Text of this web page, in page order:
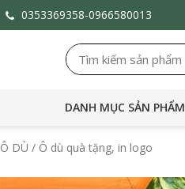
0353369358-0966580013
DANH MỤC SẢN PHẨM
Ô DÙ / Ô dù quà tặng, in logo